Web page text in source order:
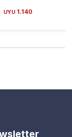
UYU 1.140